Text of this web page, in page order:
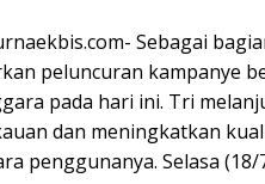
Sebagai
peluncuran kampanye
pada hari ini. Tri
dan meningkatkan
penggunanya. Selasa (18/